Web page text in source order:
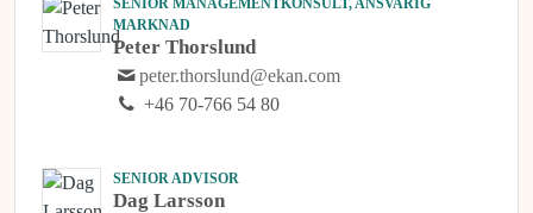
SENIOR MANAGEMENTKONSULT, ANSVARIG
MARKNAD
Peter Thorslund
peter.thorslund@ekan.com
+46 70-766 54 80
SENIOR ADVISOR
Dag Larsson